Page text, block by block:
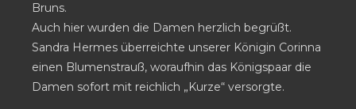
Bruns.
Auch hier wurden die Damen herzlich begrüßt.
Sandra Hermes überreichte unserer Königin Corinna
einen Blumenstrauß, woraufhin das Königspaar die
Damen sofort mit reichlich „Kurze“ versorgte.